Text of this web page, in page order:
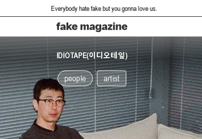
Everybody hate fake but you gonna love us.
IDIOTAPE(이디오테잎)
people artist